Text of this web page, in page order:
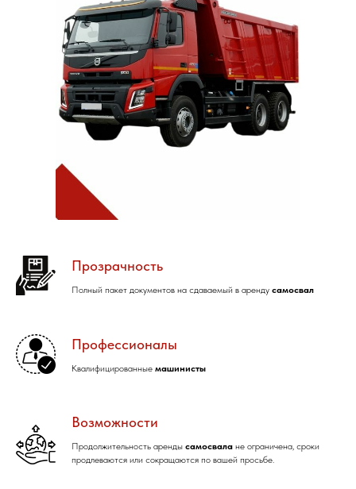
Прозрачность
Полный пакет документов на сдаваемый в аренду самосвал
Профессионалы
Квалифицированные машинисты
Возможности
Продолжительность аренды самосвала не ограничена, сроки
продлеваются или сокращаются по вашей просьбе.